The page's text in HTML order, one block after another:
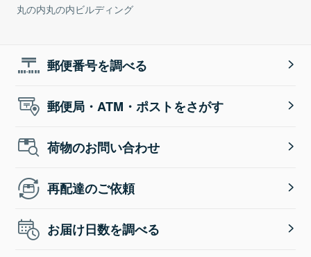
丸の内丸の内ビルディング
郵便番号を調べる
郵便局・ATM・ポストをさがす
荷物のお問い合わせ
再配達のご依頼
お届け日数を調べる